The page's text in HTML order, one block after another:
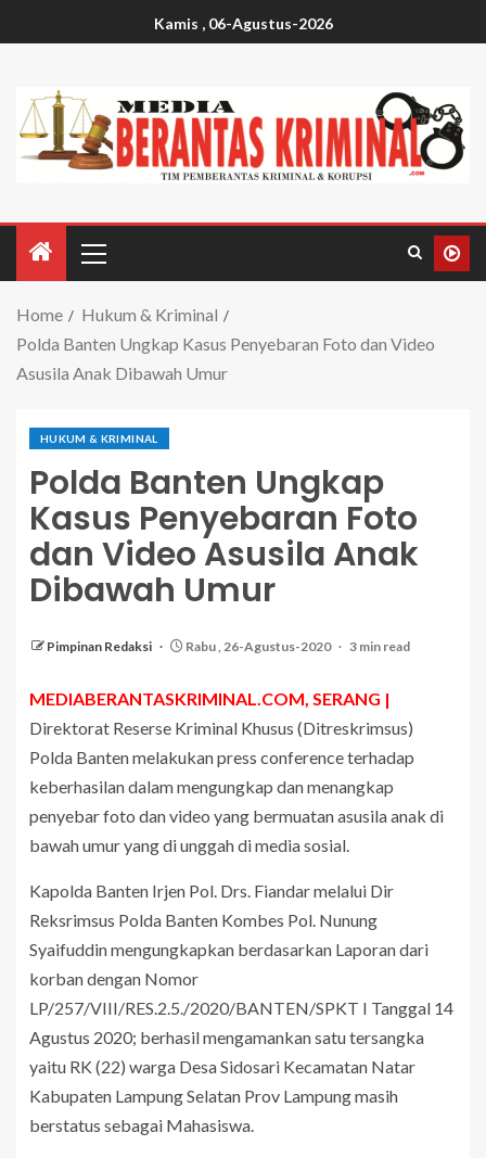
Kamis , 06-Agustus-2026
Home
Hukum & Kriminal
Polda Banten Ungkap Kasus Penyebaran Foto dan Video
Asusila Anak Dibawah Umur
HUKUM & KRIMINAL
Polda Banten Ungkap
Kasus Penyebaran Foto
dan Video Asusila Anak
Dibawah Umur
Pimpinan Redaksi Rabu , 26-Agustus-2020 3 min read
MEDIABERANTASKRIMINAL.COM, SERANG |
Direktorat Reserse Kriminal Khusus (Ditreskrimsus)
Polda Banten melakukan press conference terhadap
keberhasilan dalam mengungkap dan menangkap
penyebar foto dan video yang bermuatan asusila anak di
bawah umur yang di unggah di media sosial.
Kapolda Banten Irjen Pol. Drs. Fiandar melalui Dir
Reksrimsus Polda Banten Kombes Pol. Nunung
Syaifuddin mengungkapkan berdasarkan Laporan dari
korban dengan Nomor
LP/257/VIII/RES.2.5./2020/BANTEN/SPKT I Tanggal 14
Agustus 2020; berhasil mengamankan satu tersangka
yaitu RK (22) warga Desa Sidosari Kecamatan Natar
Kabupaten Lampung Selatan Prov Lampung masih
berstatus sebagai Mahasiswa.